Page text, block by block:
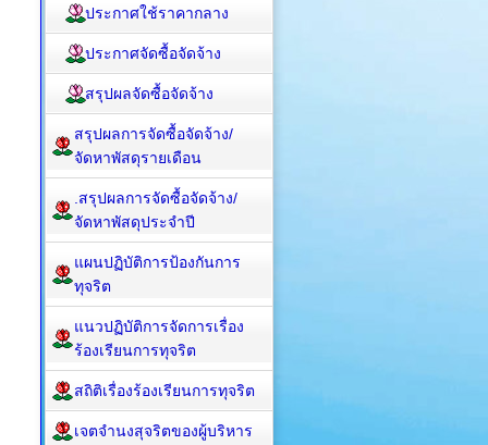
ประกาศใช้ราคากลาง
ประกาศจัดซื้อจัดจ้าง
สรุปผลจัดซื้อจัดจ้าง
สรุปผลการจัดซื้อจัดจ้าง/
จัดหาพัสดุรายเดือน
.สรุปผลการจัดซื้อจัดจ้าง/
จัดหาพัสดุประจำปี
แผนปฏิบัติการป้องกันการ
ทุจริต
แนวปฏิบัติการจัดการเรื่อง
ร้องเรียนการทุจริต
สถิติเรื่องร้องเรียนการทุจริต
เจตจำนงสุจริตของผู้บริหาร